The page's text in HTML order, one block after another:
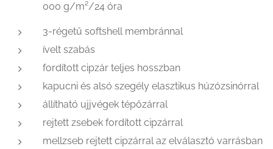
000 g/m²/24 óra
3-régetű softshell membránnal
ívelt szabás
fordított cipzár teljes hosszban
kapucni és alsó szegély elasztikus húzózsinórral
állítható ujjvégek tépőzárral
rejtett zsebek fordított cipzárral
mellzseb rejtett cipzárral az elválasztó varrásban